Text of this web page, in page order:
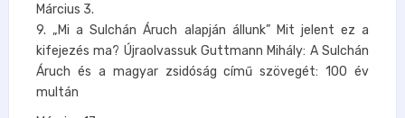
Március 3.
9. „Mi a Sulchán Áruch alapján állunk” Mit jelent ez a
kifejezés ma? Újraolvassuk Guttmann Mihály: A Sulchán
Áruch és a magyar zsidóság című szövegét: 100 év
multán